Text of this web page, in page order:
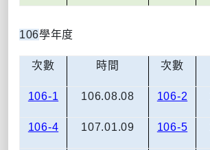
106學年度
次數 時間 次數
106-1 106.08.08 106-2
106-4 107.01.09 106-5